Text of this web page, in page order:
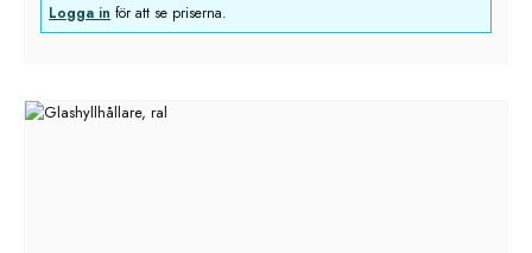
Logga in för att se priserna.